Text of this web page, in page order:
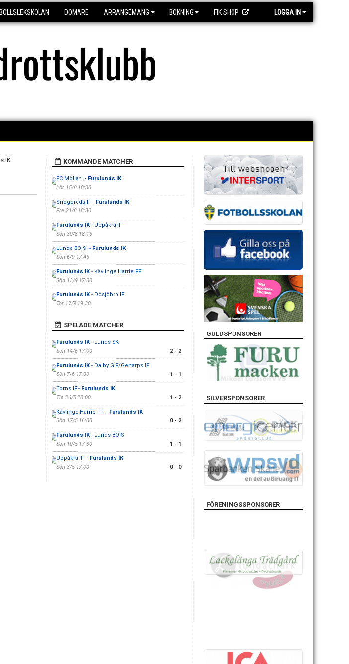
DOMARE ARRANGEMANG BOKNING FIK SHOP LOGGA IN
KOMMANDE MATCHER
FC Möllan - Furulunds IK
Lör 15/8 10:30
Snogeröds IF - Furulunds IK
Fre 21/8 18:30
Furulunds IK- Uppåkra IF
Sön 30/8 18:15
Lunds BOIS - Furulunds IK
Sön 6/9 17:45
Furulunds IK- Kävlinge Harrie FF
Sön 13/9 17:00
Furulunds IK- Dösjöbro IF
Tor 17/9 19:30
SPELADE MATCHER
Furulunds IK- Lunds SK
Sön 14/6 17:00
2 - 2
Furulunds IK- Dalby GIF/Genarps IF
Sön 7/6 17:00
1 - 1
Torns IF - Furulunds IK
Tis 26/5 20:00
1 - 2
Kävlinge Harrie FF - Furulunds IK
Sön 17/5 16:00
0 - 2
Furulunds IK- Lunds BOIS
Sön 10/5 17:30
1 - 1
Uppåkra IF - Furulunds IK
Sön 3/5 17:00
0 - 0
GULDSPONSORER
SILVERSPONSORER
FÖRENINGSSPONSORER